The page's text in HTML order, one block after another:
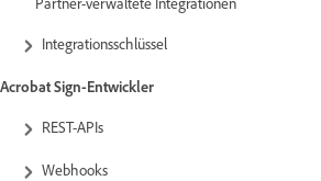
Integrationsschlüssel
Acrobat Sign-Entwickler
REST-APIs
Webhooks